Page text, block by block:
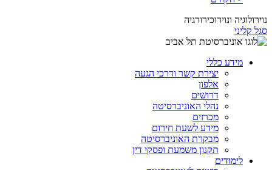
נוירולוגיה ונוירוכירורגיה
סגל קליני
מידע כללי
יצירת קשר ודרכי הגעה
אלפון
דרושים
נהלי האוניברסיטה
מכרזים
מידע לשעת חירום
מבקרת האוניברסיטה
תקנון משמעת ופסקי דין
לימודים